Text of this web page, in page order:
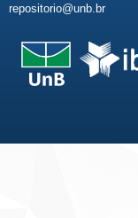
repositorio@unb.br